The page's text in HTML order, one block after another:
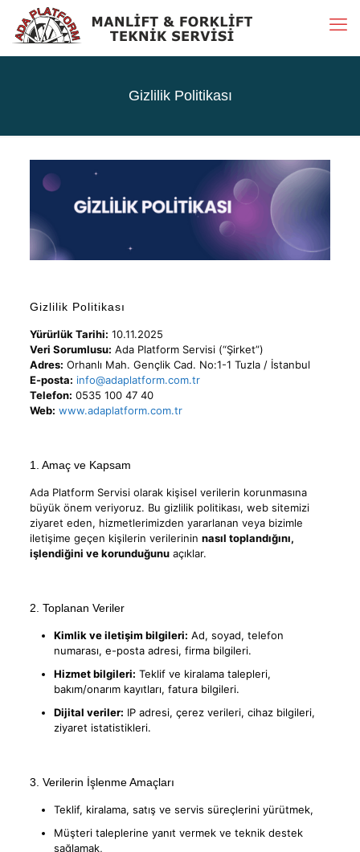
Gizlilik Politikası
Gizlilik Politikası
Yürürlük Tarihi: 10.11.2025
Veri Sorumlusu: Ada Platform Servisi (“Şirket”)
Adres: Orhanlı Mah. Gençlik Cad. No:1-1 Tuzla / İstanbul
E-posta: info@adaplatform.com.tr
Telefon: 0535 100 47 40
Web: www.adaplatform.com.tr
1. Amaç ve Kapsam
Ada Platform Servisi olarak kişisel verilerin korunmasına
büyük önem veriyoruz. Bu gizlilik politikası, web sitemizi
ziyaret eden, hizmetlerimizden yararlanan veya bizimle
iletişime geçen kişilerin verilerinin nasıl toplandığını,
işlendiğini ve korunduğunuaçıklar.
2. Toplanan Veriler
Kimlik ve iletişim bilgileri: Ad, soyad, telefon
numarası, e-posta adresi, firma bilgileri.
Hizmet bilgileri: Teklif ve kiralama talepleri,
bakım/onarım kayıtları, fatura bilgileri.
Dijital veriler: IP adresi, çerez verileri, cihaz bilgileri,
ziyaret istatistikleri.
3. Verilerin İşlenme Amaçları
Teklif, kiralama, satış ve servis süreçlerini yürütmek,
Müşteri taleplerine yanıt vermek ve teknik destek
sağlamak,